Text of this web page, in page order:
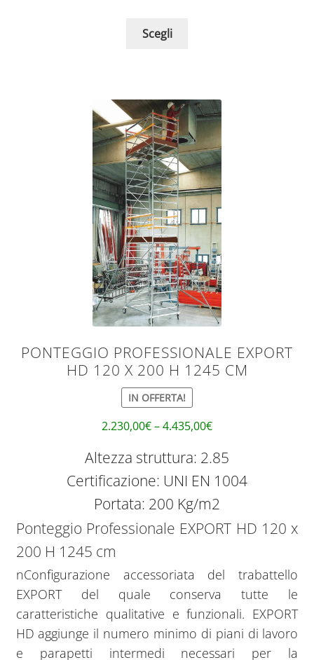
Scegli
PONTEGGIO PROFESSIONALE EXPORT
HD 120 X 200 H 1245 CM
IN OFFERTA!
2.230,00€–4.435,00€
Altezza struttura: 2.85
Certificazione: UNI EN 1004
Portata: 200 Kg/m2
Ponteggio Professionale EXPORT HD 120 x
200 H 1245 cm
nConfigurazione accessoriata del trabattello
EXPORT del quale conserva tutte le
caratteristiche qualitative e funzionali. EXPORT
HD aggiunge il numero minimo di piani di lavoro
e parapetti intermedi necessari per la